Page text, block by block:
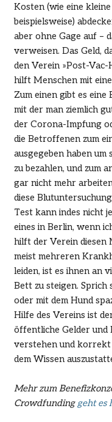
Kosten (wie eine
beispielsweise)
aber ohne Gage auf –
verweisen. Das Geld,
den Verein »Post-
hilft Menschen mit
Zum einen gibt es
mit der man ziemlich
der Corona-Impfung
die Betroffenen zum
ausgegeben haben
zu bezahlen, und zum
gar nicht mehr
diese
Test kann indes nicht
eines in Berlin, wenn
hilft der Verein diesen
meist mehreren
leiden, ist es ihnen an
Bett zu steigen.
oder mit dem Hund
Hilfe des Vereins ist
öffentliche Gelder und
verstehen und korrekt
dem Wissen
Mehr zum
Crowdfunding geht es